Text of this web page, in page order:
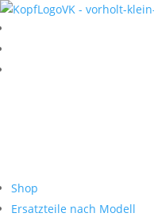
Shop
Ersatzteile nach Modell